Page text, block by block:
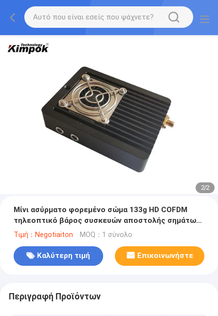
2/2
Μίνι ασύρματο φορεμένο σώμα 133g HD COFDM
τηλεοπτικό βάρος συσκευών αποστολής σημάτων
1080P
Τιμή：Negotiaiton MOQ：1 σύνολο
Καλύτερη τιμή Επικοινωνήστε
Περιγραφή Προϊόντων